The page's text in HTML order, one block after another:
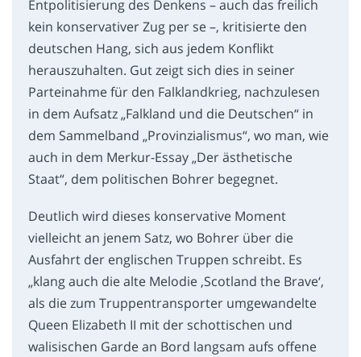
Entpolitisierung des Denkens – auch das freilich
kein konservativer Zug per se –, kritisierte den
deutschen Hang, sich aus jedem Konflikt
herauszuhalten. Gut zeigt sich dies in seiner
Parteinahme für den Falklandkrieg, nachzulesen
in dem Aufsatz „Falkland und die Deutschen“ in
dem Sammelband „Provinzialismus“, wo man, wie
auch in dem Merkur-Essay „Der ästhetische
Staat“, dem politischen Bohrer begegnet.
Deutlich wird dieses konservative Moment
vielleicht an jenem Satz, wo Bohrer über die
Ausfahrt der englischen Truppen schreibt. Es
„klang auch die alte Melodie ‚Scotland the Brave‘,
als die zum Truppentransporter umgewandelte
Queen Elizabeth II mit der schottischen und
walisischen Garde an Bord langsam aufs offene